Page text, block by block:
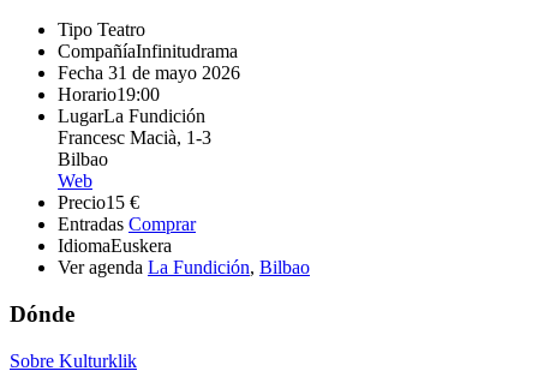
Tipo Teatro
CompañíaInfinitudrama
Fecha 31 de mayo 2026
Horario19:00
LugarLa Fundición
Francesc Macià, 1-3
Bilbao
Web
Precio15 €
Entradas Comprar
IdiomaEuskera
Ver agenda La Fundición, Bilbao
Dónde
Sobre Kulturklik